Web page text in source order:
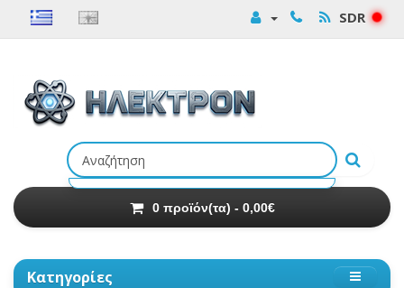
SDR
0 προϊόν(τα) - 0,00€
Κατηγορίες